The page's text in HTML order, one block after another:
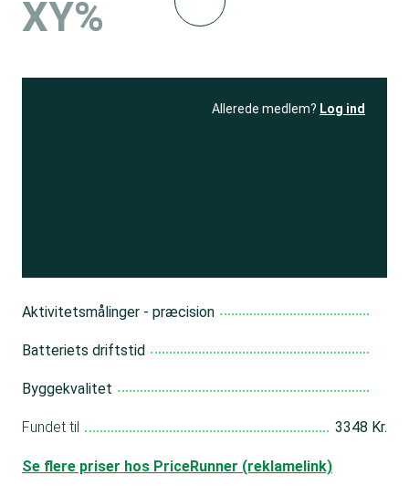
XY%
Allerede medlem? Log ind
Aktivitetsmålinger - præcision
Batteriets driftstid
Byggekvalitet
Fundet til 3348 Kr.
Se flere priser hos PriceRunner (reklamelink)